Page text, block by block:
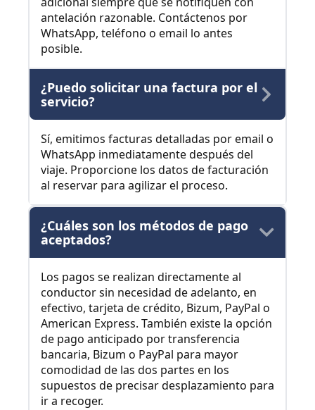
antelación razonable. Contáctenos por
WhatsApp, teléfono o email lo antes
posible.
¿Puedo solicitar una factura por el
servicio?
Sí, emitimos facturas detalladas por email o
WhatsApp inmediatamente después del
viaje. Proporcione los datos de facturación
al reservar para agilizar el proceso.
¿Cuáles son los métodos de pago
aceptados?
Los pagos se realizan directamente al
conductor sin necesidad de adelanto, en
efectivo, tarjeta de crédito, Bizum, PayPal o
American Express. También existe la opción
de pago anticipado por transferencia
bancaria, Bizum o PayPal para mayor
comodidad de las dos partes en los
supuestos de precisar desplazamiento para
ir a recoger.